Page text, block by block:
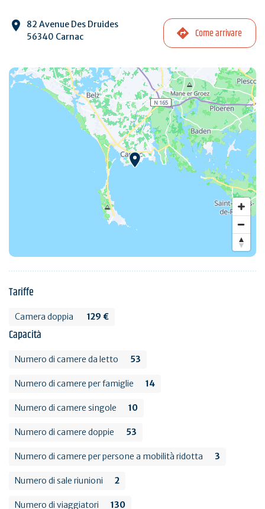
82 Avenue Des Druides
56340 Carnac
Come arrivare
Tariffe
Camera doppia 129 €
Capacità
Numero di camere da letto 53
Numero di camere per famiglie 14
Numero di camere singole 10
Numero di camere doppie 53
Numero di camere per persone a mobilità ridotta 3
Numero di sale riunioni 2
Numero di viaggiatori 130